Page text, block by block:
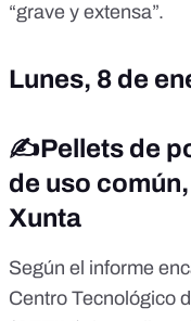
“grave y extensa”.
Lunes, 8 de
✍️Pellets de
de uso
Xunta
Según el informe
Centro Tecnológico